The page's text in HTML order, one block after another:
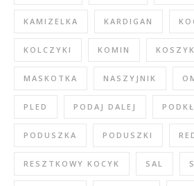
KAMIZELKA KARDIGAN
KOLCZYKI KOMIN KOSZYK
MASKOTKA NASZYJNIK
PLED PODAJ DALEJ
PODUSZKA PODUSZKI
RESZTKOWY KOCYK SAL